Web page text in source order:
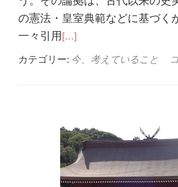
の憲法・皇室典範などに基づく
一々引用 […]
カテゴリー: 今、考えていること